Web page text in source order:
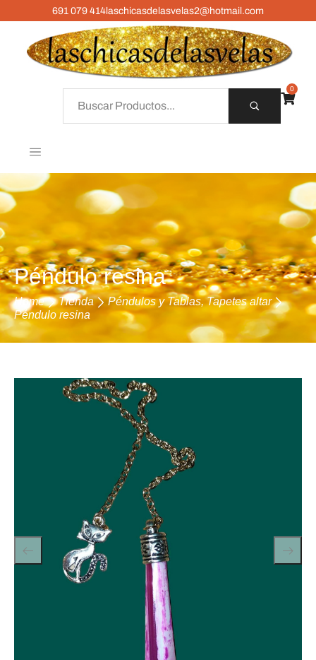
691 079 414laschicasdelasvelas2@hotmail.com
0
Péndulo resina
Home Tienda
Péndulos y Tablas, Tapetes altar
Péndulo resina